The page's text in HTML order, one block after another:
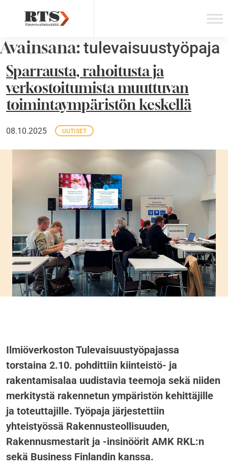
Avainsana:tulevaisuustyöpaja
Sparrausta, rahoitusta ja
verkostoitumista muuttuvan
toimintaympäristön keskellä
08.10.2025 UUTISET
Ilmiöverkoston Tulevaisuustyöpajassa
torstaina 2.10. pohdittiin kiinteistö- ja
rakentamisalaa uudistavia teemoja sekä niiden
merkitystä rakennetun ympäristön kehittäjille
ja toteuttajille. Työpaja järjestettiin
yhteistyössä Rakennusteollisuuden,
Rakennusmestarit ja -insinöörit AMK RKL:n
sekä Business Finlandin kanssa.